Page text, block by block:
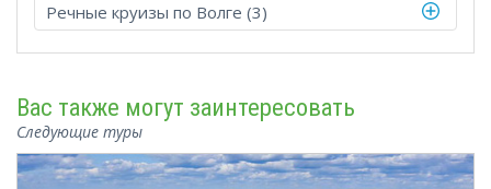
Речные круизы по Волге (3)
Вас также могут заинтересовать
Следующие туры